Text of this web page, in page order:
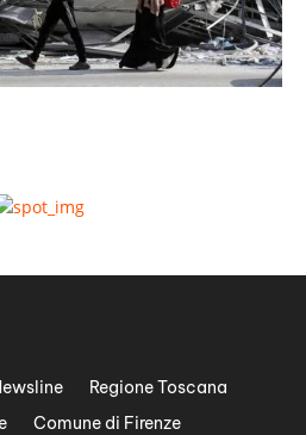
Regione Toscana
Comune di Firenze